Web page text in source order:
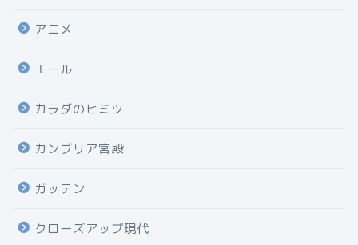
アニメ
エール
カラダのヒミツ
カンブリア宮殿
ガッテン
クローズアップ現代